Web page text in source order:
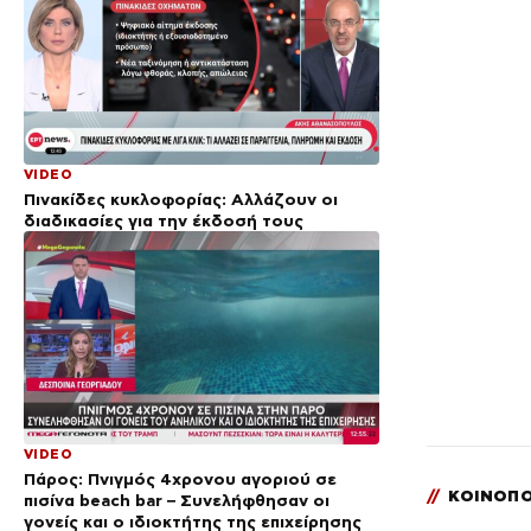
VIDEO
Πινακίδες κυκλοφορίας: Αλλάζουν οι
διαδικασίες για την έκδοσή τους
VIDEO
Πάρος: Πνιγμός 4χρονου αγοριού σε
πισίνα beach bar – Συνελήφθησαν οι
γονείς και ο ιδιοκτήτης της επιχείρησης
//